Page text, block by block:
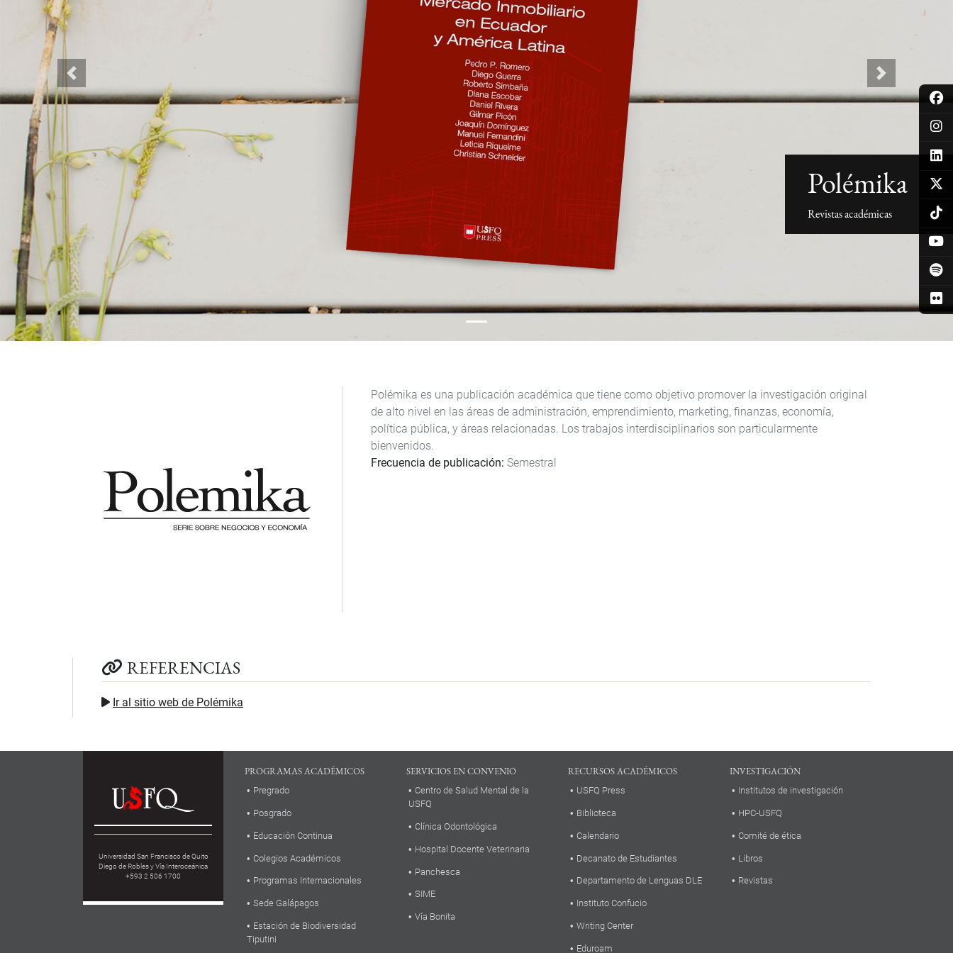
Previous Next
Polémika
Revistas académicas
Polémika es una publicación académica que tiene como objetivo promover la investigación original
de alto nivel en las áreas de administración, emprendimiento, marketing, finanzas, economía,
política pública, y áreas relacionadas. Los trabajos interdisciplinarios son particularmente
bienvenidos.
Frecuencia de publicación Semestral
REFERENCIAS
Ir al sitio web de Polémika
Universidad San Francisco de Quito
Diego de Robles y Vía Interoceánica
+593 2 506 1700
PROGRAMAS ACADÉMICOS
Pregrado
Posgrado
Educación Continua
Colegios Académicos
Programas Internacionales
Sede Galápagos
Estación de Biodiversidad
Tiputini
SERVICIOS EN CONVENIO
Centro de Salud Mental de la
USFQ
Clínica Odontológica
Hospital Docente Veterinaria
Panchesca
SIME
Vía Bonita
RECURSOS ACADÉMICOS
USFQ Press
Biblioteca
Calendario
Decanato de Estudiantes
Departamento de Lenguas DLE
Instituto Confucio
Writing Center
Eduroam
INVESTIGACIÓN
Institutos de investigación
HPC-USFQ
Comité de ética
Libros
Revistas